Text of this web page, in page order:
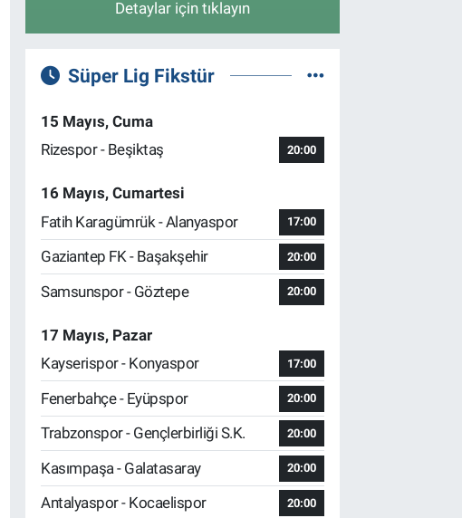
Detaylar için tıklayın
Süper Lig Fikstür
15 Mayıs, Cuma
Rizespor - Beşiktaş
20:00
16 Mayıs, Cumartesi
Fatih Karagümrük - Alanyaspor
17:00
Gaziantep FK - Başakşehir 20:00
Samsunspor - Göztepe 20:00
17 Mayıs, Pazar
Kayserispor - Konyaspor
17:00
Fenerbahçe - Eyüpspor 20:00
Trabzonspor - Gençlerbirliği S.K. 20:00
Kasımpaşa - Galatasaray 20:00
Antalyaspor - Kocaelispor 20:00